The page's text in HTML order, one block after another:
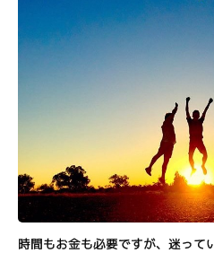
時間もお金も必要ですが、迷って